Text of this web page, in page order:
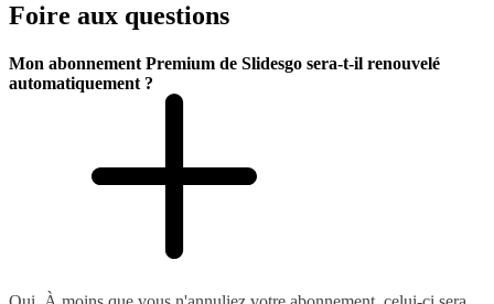
Foire aux questions
Mon abonnement Premium de Slidesgo sera-t-il renouvelé
automatiquement ?